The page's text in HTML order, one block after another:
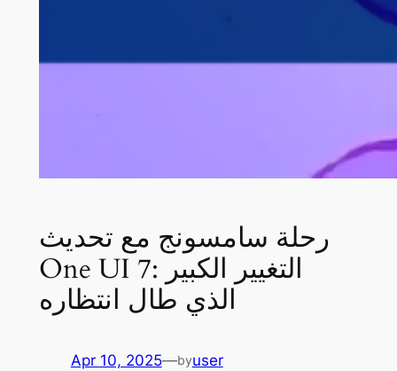
رحلة سامسونج مع تحديث
One UI 7: التغيير الكبير
الذي طال انتظاره
Apr 10, 2025—byuser